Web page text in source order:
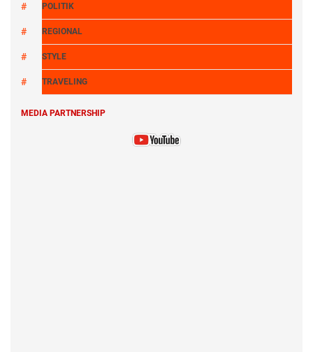
POLITIK
REGIONAL
STYLE
TRAVELING
MEDIA PARTNERSHIP